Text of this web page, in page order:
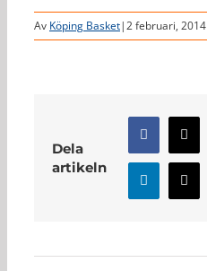
Av Köping Basket|2 februari, 2014
Dela
artikeln
Facebook
X
LinkedInE-
post